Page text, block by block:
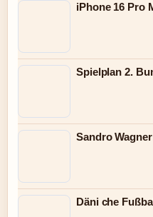
iPhone 16 Pro
Spielplan 2.
Sandro
Däni che